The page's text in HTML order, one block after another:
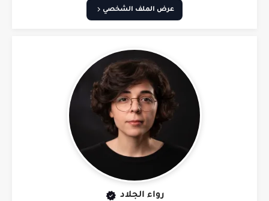
عرض الملف الشخصي
رواء الجلاد